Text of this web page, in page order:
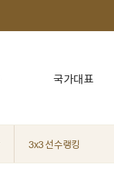
국가대표
3x3 선수랭킹